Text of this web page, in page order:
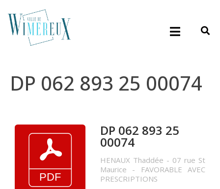
DP 062 893 25 00074
DP 062 893 25
00074
HENAUX Thaddée - 07 rue St
Maurice - FAVORABLE AVEC
PRESCRIPTIONS